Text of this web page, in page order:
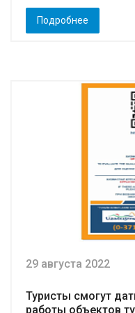
Подробнее
29 августа 2022
Туристы смогут
работы объектов